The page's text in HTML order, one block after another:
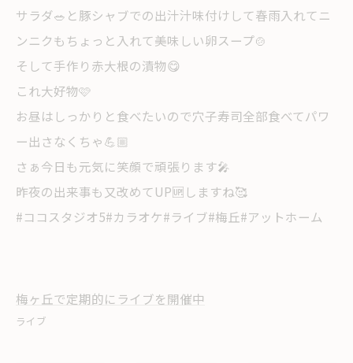
サラダ🥗と豚シャブでの出汁汁味付けして春雨入れてニ
ンニクもちょっと入れて美味しい卵スープ🍲
そして手作り赤大根の漬物😋
これ大好物🩷
お昼はしっかりと食べたいので穴子寿司全部食べてパワ
ー出さなくちゃ💪🏼
さぁ今日も元気に笑顔で頑張ります🎤
昨夜の出来事も又改めてUP🆙しますね🥰
#ココスタジオ5#カラオケ#ライブ#梅丘#アットホーム
梅ヶ丘で定期的にライブを開催中
ライブ